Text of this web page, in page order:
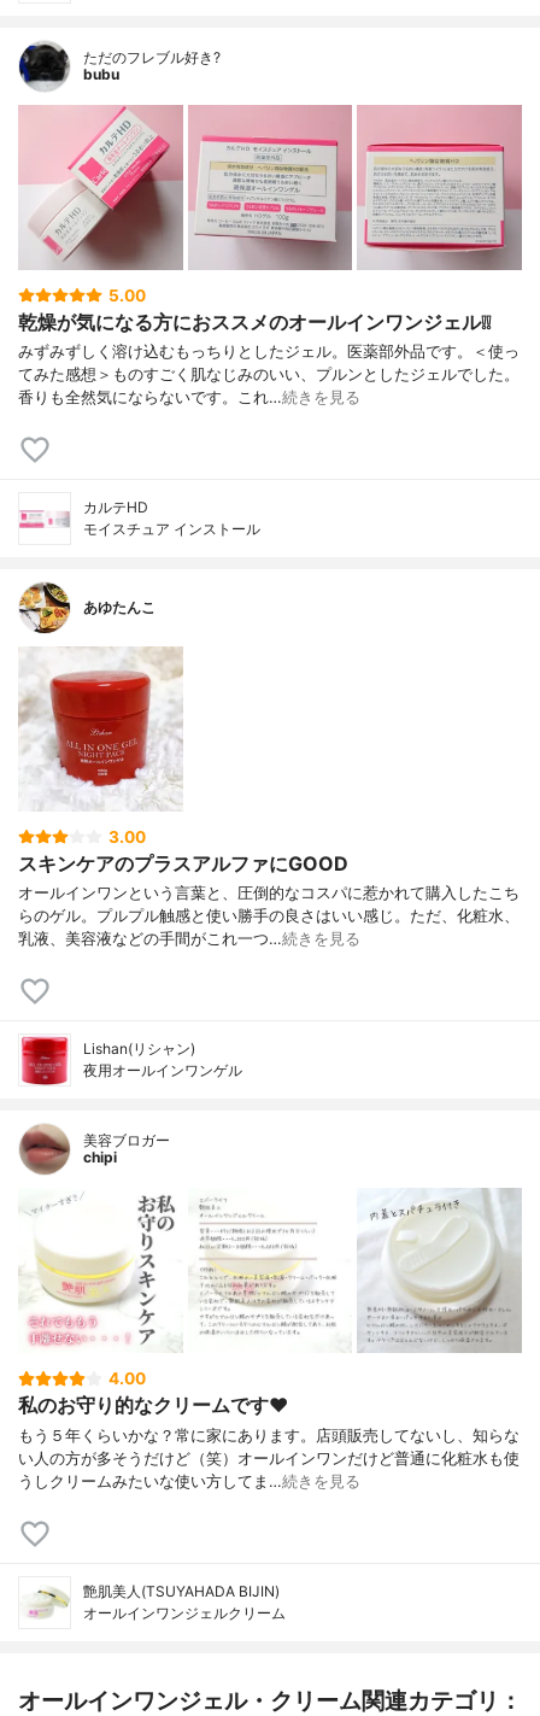
ただのフレブル好き?
bubu
5.00
乾燥が気になる方におススメのオールインワンジェル❕❕
みずみずしく溶け込むもっちりとしたジェル。医薬部外品です。＜使っ
てみた感想＞ものすごく肌なじみのいい、プルンとしたジェルでした。
香りも全然気にならないです。これ…続きを見る
カルテHD
モイスチュア インストール
あゆたんこ
3.00
スキンケアのプラスアルファにGOOD
オールインワンという言葉と、圧倒的なコスパに惹かれて購入したこち
らのゲル。プルプル触感と使い勝手の良さはいい感じ。ただ、化粧水、
乳液、美容液などの手間がこれ一つ…続きを見る
Lishan(リシャン)
夜用オールインワンゲル
美容ブロガー
chipi
4.00
私のお守り的なクリームです♥
もう５年くらいかな？常に家にあります。店頭販売してないし、知らな
い人の方が多そうだけど（笑）オールインワンだけど普通に化粧水も使
うしクリームみたいな使い方してま…続きを見る
艶肌美人(TSUYAHADA BIJIN)
オールインワンジェルクリーム
オールインワンジェル・クリーム関連カテゴリ：